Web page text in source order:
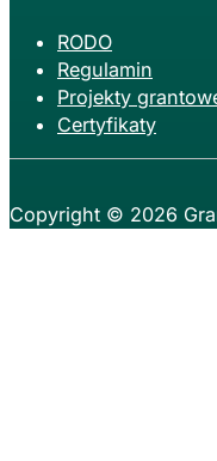
RODO
Regulamin
Projekty
Certyfikaty
Copyright © 2026